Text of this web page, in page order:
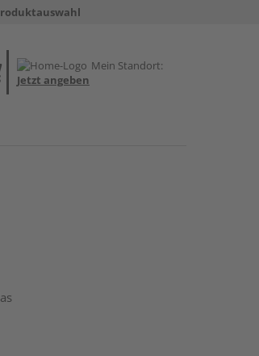
Mein Standort:
Jetzt angeben